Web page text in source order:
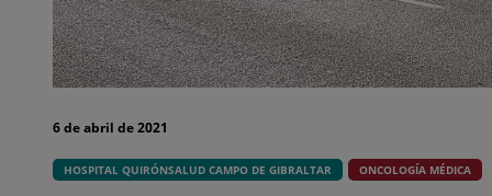
6 de abril de 2021
HOSPITAL QUIRÓNSALUD CAMPO DE GIBRALTAR ONCOLOGÍA MÉDICA